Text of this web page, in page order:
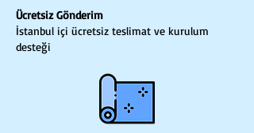
Ücretsiz Gönderim
İstanbul içi ücretsiz teslimat ve kurulum
desteği